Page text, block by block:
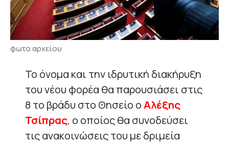
φωτο αρχείου
Το όνομα και την ιδρυτική διακήρυξη
του νέου φορέα θα παρουσιάσει στις
8 το βράδυ στο Θησείο οΑλέξης
Τσίπρας, ο οποίος θα συνοδεύσει
τις ανακοινώσεις του με δριμεία